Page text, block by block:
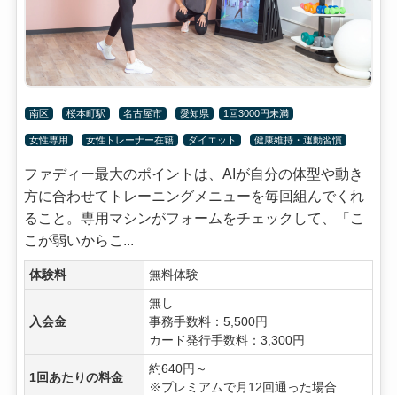
南区 桜本町駅 名古屋市 愛知県 1回3000円未満
女性専用 女性トレーナー在籍 ダイエット 健康維持・運動習慣
ファディー最大のポイントは、AIが自分の体型や動き
方に合わせてトレーニングメニューを毎回組んでくれ
ること。専用マシンがフォームをチェックして、「こ
こが弱いからこ...
体験料 無料体験
入会金
無し
事務手数料：5,500円
カード発行手数料：3,300円
1回あたりの料金
約640円～
※プレミアムで月12回通った場合